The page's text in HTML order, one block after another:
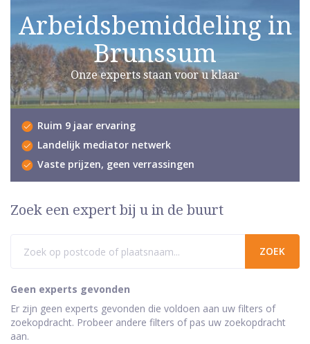
Arbeidsbemiddeling in
Brunssum
Onze experts staan voor u klaar
Ruim 9 jaar ervaring
Landelijk mediator netwerk
Vaste prijzen, geen verrassingen
Zoek een expert bij u in de buurt
Geen experts gevonden
Er zijn geen experts gevonden die voldoen aan uw filters of
zoekopdracht. Probeer andere filters of pas uw zoekopdracht
aan.